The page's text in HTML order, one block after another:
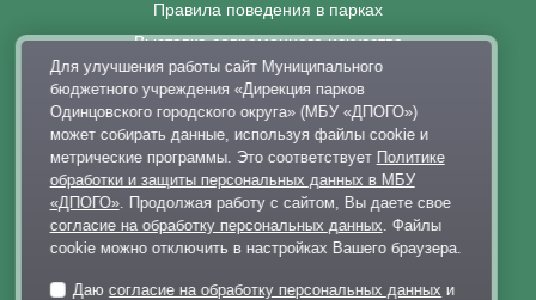
Правила поведения в парках
Выставка современного искусства
Афиша
Парковки
Контакты
+7 495 128-02-06
dp@odinparki.ru
Политика обработки персональных данных
Для улучшения работы сайт Муниципального
бюджетного учреждения «Дирекция парков
Одинцовского городского округа» (МБУ «ДПОГО»)
может собирать данные, используя файлы cookie и
метрические программы. Это соответствует Политике
обработки и защиты персональных данных в МБУ
«ДПОГО». Продолжая работу с сайтом, Вы даете свое
согласие на обработку персональных данных. Файлы
cookie можно отключить в настройках Вашего браузера.
Даюсогласие на обработку персональных данных и